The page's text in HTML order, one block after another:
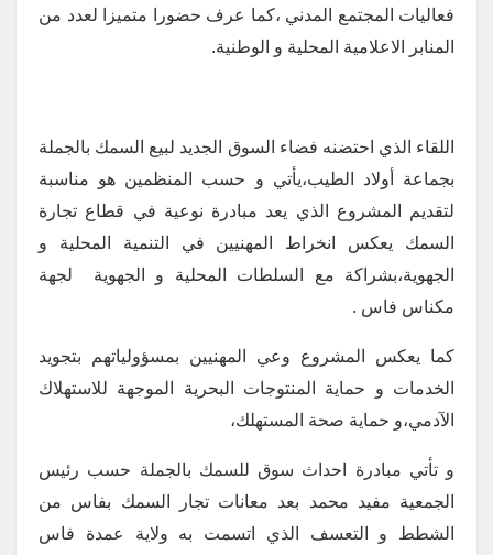
فعاليات المجتمع المدني ،كما عرف حضورا متميزا لعدد من
المنابر الاعلامية المحلية و الوطنية.
اللقاء الذي احتضنه فضاء السوق الجديد لبيع السمك بالجملة
بجماعة أولاد الطيب،يأتي و حسب المنظمين هو مناسبة
لتقديم المشروع الذي يعد مبادرة نوعية في قطاع تجارة
السمك يعكس انخراط المهنيين في التنمية المحلية و
الجهوية،بشراكة مع السلطات المحلية و الجهوية لجهة
مكناس فاس .
كما يعكس المشروع وعي المهنيين بمسؤولياتهم بتجويد
الخدمات و حماية المنتوجات البحرية الموجهة للاستهلاك
الآدمي،و حماية صحة المستهلك،
و تأتي مبادرة احداث سوق للسمك بالجملة حسب رئيس
الجمعية مفيد محمد بعد معانات تجار السمك بفاس من
الشطط و التعسف الذي اتسمت به ولاية عمدة فاس